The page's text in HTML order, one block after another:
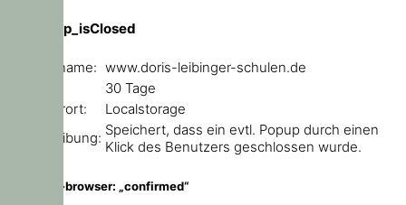
ce_popup_isClosed
Domainname: www.doris-leibinger-schulen.de
30 Tage
Speicherort:
Localstorage
Beschreibung: Speichert, dass ein evtl. Popup durch einen
Klick des Benutzers geschlossen wurde.
outdated-browser: „confirmed“